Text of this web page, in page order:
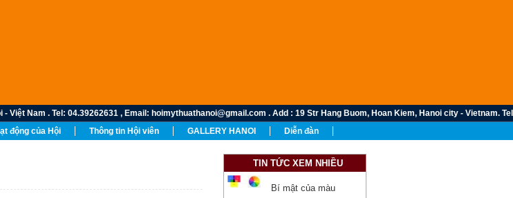
Nam . Tel: 04.39262631 , Email: hoimythuathanoi@gmail.com . Add : 19 Str Hang Buom, Hoan Kiem, Hanoi city - Vietnam. Tel:
động của Hội Thông tin Hội viên GALLERY HANOI Diễn đàn
TIN TỨC XEM NHIỀU
Bí mật của màu